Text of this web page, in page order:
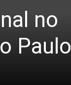
no
Paulo